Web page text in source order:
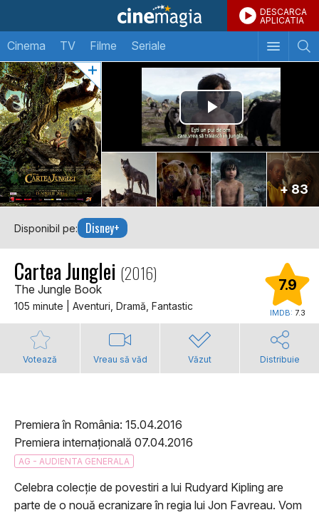
DESCARCA
APLICATIA
Cinema TV Filme Seriale
+ 83
Disponibil pe: Disney+
Cartea Junglei (2016)
The Jungle Book
105 minute | Aventuri, Dramă, Fantastic
7.9
IMDB: 7.3
Votează Vreau să văd Văzut Distribuie
Premiera în România: 15.04.2016
Premiera internațională 07.04.2016
AG - AUDIENTA GENERALA
Celebra colecție de povestiri a lui Rudyard Kipling are
parte de o nouă ecranizare în regia lui Jon Favreau. Vom